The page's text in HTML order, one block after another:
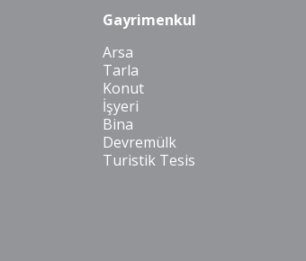
Gayrimenkul
Arsa
Tarla
Konut
İşyeri
Bina
Devremülk
Turistik Tesis